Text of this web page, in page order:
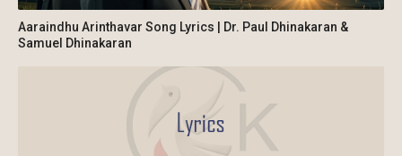
Aaraindhu Arinthavar Song Lyrics | Dr. Paul Dhinakaran &
Samuel Dhinakaran